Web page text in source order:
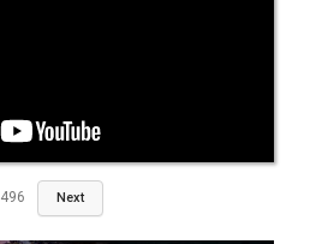
496 Next